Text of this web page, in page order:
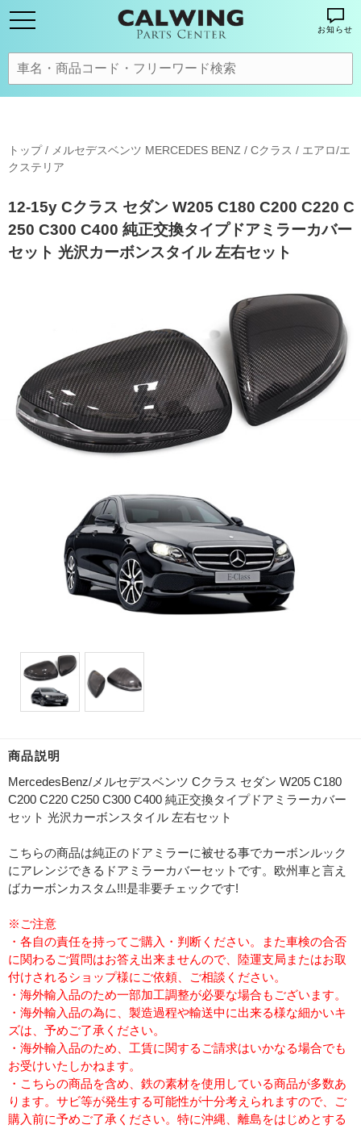
お知らせ
トップ/ メルセデスベンツ MERCEDES BENZ / Cクラス / エアロ/エ
クステリア
12-15y Cクラス セダン W205 C180 C200 C220 C
250 C300 C400 純正交換タイプドアミラーカバー
セット 光沢カーボンスタイル 左右セット
商品説明
MercedesBenz/メルセデスベンツ Cクラス セダン W205 C180
C200 C220 C250 C300 C400 純正交換タイプドアミラーカバー
セット 光沢カーボンスタイル 左右セット
こちらの商品は純正のドアミラーに被せる事でカーボンルック
にアレンジできるドアミラーカバーセットです。欧州車と言え
ばカーボンカスタム!!!是非要チェックです!
※ご注意
・各自の責任を持ってご購入・判断ください。また車検の合否
に関わるご質問はお答え出来ませんので、陸運支局またはお取
付けされるショップ様にご依頼、ご相談ください。
・海外輸入品のため一部加工調整が必要な場合もございます。
・海外輸入品の為に、製造過程や輸送中に出来る様な細かいキ
ズは、予めご了承ください。
・海外輸入品のため、工賃に関するご請求はいかなる場合でも
お受けいたしかねます。
・こちらの商品を含め、鉄の素材を使用している商品が多数あ
ります。サビ等が発生する可能性が十分考えられますので、ご
購入前に予めご了承ください。特に沖縄、離島をはじめとする